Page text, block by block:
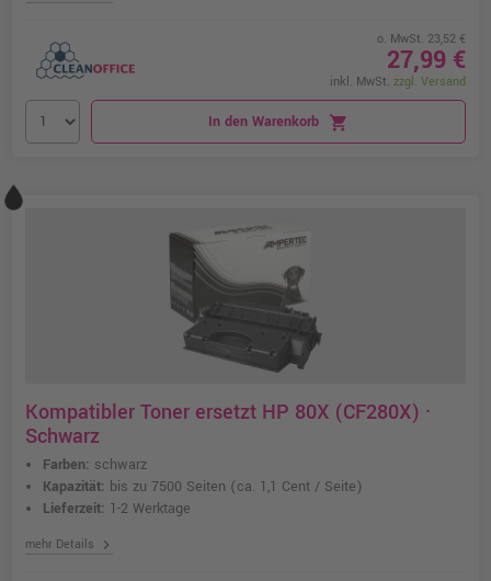
o. MwSt. 23,52 €
27,99 €
inkl. MwSt. zzgl. Versand
In den Warenkorb shopping_cart
Kompatibler Toner ersetzt HP 80X (CF280X) ·
Schwarz
Farben: schwarz
Kapazität: bis zu 7500 Seiten (ca. 1,1 Cent / Seite)
Lieferzeit: 1-2 Werktage
mehr Details chevron_right